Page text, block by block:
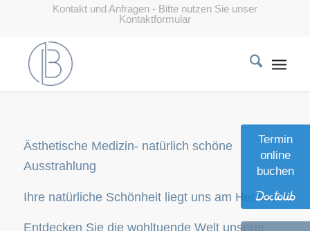
Kontakt und Anfragen - Bitte nutzen Sie unser
Kontaktformular
Ästhetische Medizin- natürlich schöne
Ausstrahlung
Ihre natürliche Schönheit liegt uns am Herzen.
Entdecken Sie die wohltuende Welt unserer
Termin
online
buchen